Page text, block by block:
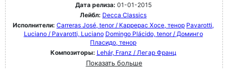
Дата релиза: 01-01-2015
Лейбл: Decca Classics
Исполнители: Carreras José, tenor / Каррерас Хосе, тенор Pavarotti,
Luciano / Pavarotti, Luciano Domingo Plácido, tenor / Доминго
Пласидо, тенор
Композиторы: Lehár, Franz / Легар Франц
Показать больше